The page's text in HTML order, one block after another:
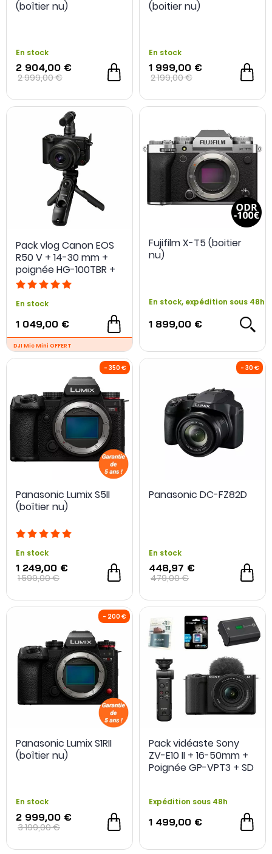
(boîtier nu)
En stock
2 904,00 €
2 999,00 €
(boitier nu)
En stock
1 999,00 €
2 199,00 €
Pack vlog Canon EOS
R50 V + 14-30 mm +
poignée HG-100TBR +
Micro DM-E100 + Carte
En stock
1 049,00 €
Fujifilm X-T5 (boitier
nu)
En stock, expédition sous 48h
1 899,00 €
Panasonic Lumix S5II
(boîtier nu)
En stock
1 249,00 €
1 599,00 €
Panasonic DC-FZ82D
En stock
448,97 €
479,00 €
Panasonic Lumix S1RII
(boîtier nu)
En stock
2 999,00 €
3 199,00 €
Pack vidéaste Sony
ZV-E10 II + 16-50mm +
Poignée GP-VPT3 + SD
garantie
Expédition sous 48h
1 499,00 €